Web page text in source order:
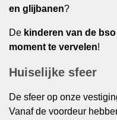
en glijbanen?
De kinderen van de bso
moment te vervelen!
Huiselijke sfeer
De sfeer op onze
Vanaf de voordeur